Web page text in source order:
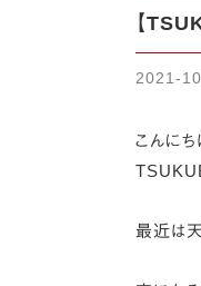
【
2021-
こんにち
最近は天